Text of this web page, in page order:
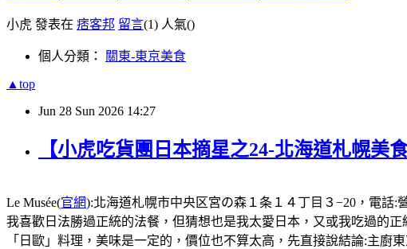
小虎 發表在 痞客邦 留言(1) 人氣()
個人分類： 關東-東京美食
▲top
Jun 28 Sun 2026 14:27
【小虎吃貨團日本摘星之24-北海道札幌美
Le Musée(官網):北海道札幌市中央区宮の森１条１４丁目３−20，電話:
我喜歡日法勝過正統的法餐，但猜想也是我太愛日本，又或我吃過的
「日歐」料理，美味是一定的，價位也不算太高，先直接說結論:主廚